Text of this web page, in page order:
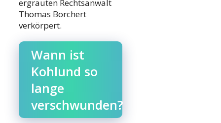
ergrauten Rechtsanwalt
Thomas Borchert
verkörpert.
Wann ist
Kohlund so
lange
verschwunden?